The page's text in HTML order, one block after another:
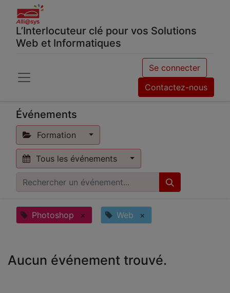
L’Interlocuteur clé pour vos Solutions
Web et Informatiques
Se connecter
Contactez-nous
Événements
Formation
Tous les événements
Photoshop × Web ×
Aucun événement trouvé.